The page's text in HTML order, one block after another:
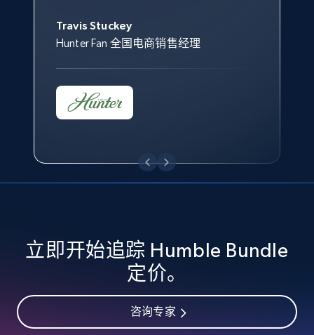
2.5K+ 359+
eBay - Collect products from shops on eBay
URL, Product id, Title, Seller name, Seller rating,
2.5K+ 359+ 立即开始
eBay - Collect records by category
URL, Product id, Title, Seller name, Seller rating,
Seller reviews, Breadcrumbs, Root category, and
Travis Stuckey
Hunter Fan 全国电商销售经理
Overstock 的客户战略与洞察总监
立即开始追踪 Humble Bundle
定价。
咨询专家